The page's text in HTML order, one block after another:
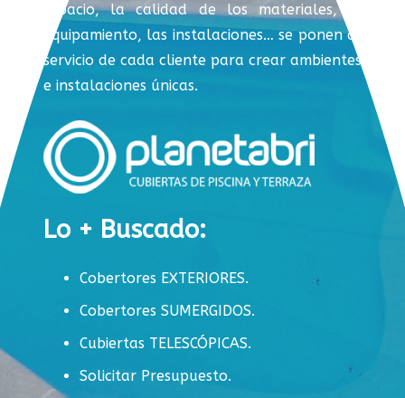
espacio, la calidad de los materiales, el
equipamiento, las instalaciones… se ponen al
servicio de cada cliente para crear ambientes
e instalaciones únicas.
Lo + Buscado:
Cobertores EXTERIORES.
Cobertores SUMERGIDOS.
Cubiertas TELESCÓPICAS.
Solicitar Presupuesto.